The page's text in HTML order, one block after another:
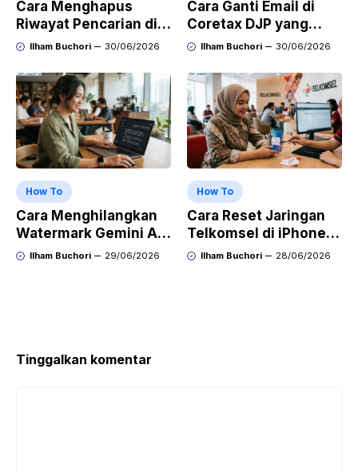
Cara Menghapus
Riwayat Pencarian di
Play Store di HP
OPPO, dan Vivo
Ilham Buchori 30/06/2026
Cara Ganti Email di
Coretax DJP yang
Sudah Tidak Aktif
Ilham Buchori 30/06/2026
How To
Cara Menghilangkan
Watermark Gemini AI
dengan Mudah Hasil
Ilham Buchori 29/06/2026
How To
Cara Reset Jaringan
Telkomsel di iPhone
agar Koneksi Stabil
Ilham Buchori 28/06/2026
Tinggalkan komentar